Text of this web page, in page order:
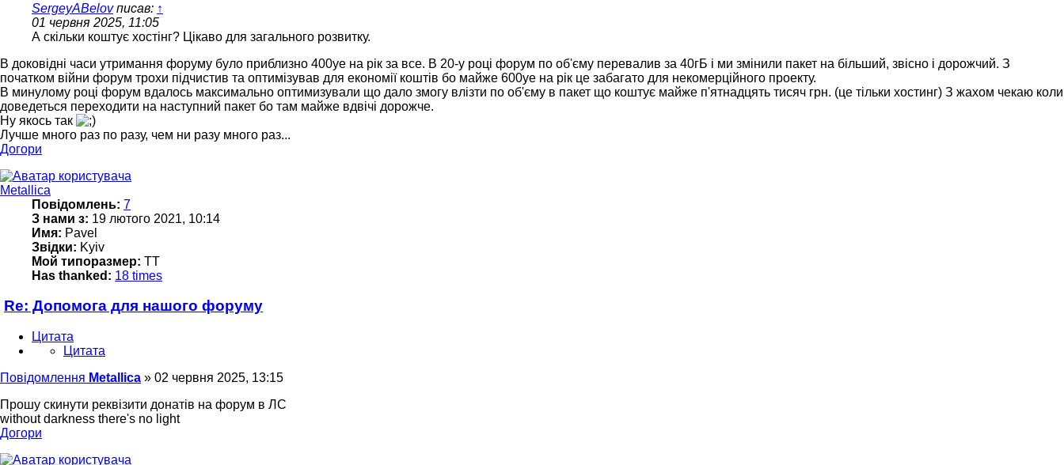
SergeyABelovписав: ↑
01 червня 2025, 11:05
А скільки коштує хостінг? Цікаво для загального розвитку.
В доковідні часи утримання форуму було приблизно 400уе на рік за все. В 20-у році форум по об'єму перевалив за 40гБ і ми змінили пакет на більший, звісно і дорожчий. З
початком війни форум трохи підчистив та оптимізував для економії коштів бо майже 600уе на рік це забагато для некомерційного проекту.
В минулому році форум вдалось максимально оптимизували що дало змогу влізти по об'єму в пакет що коштує майже п'ятнадцять тисяч грн. (це тільки хостинг) З жахом чекаю коли
доведеться переходити на наступний пакет бо там майже вдвічі дорожче.
Ну якось так
Лучше много раз по разу, чем ни разу много раз...
Догори
Metallica
Повідомлень: 7
З нами з: 19 лютого 2021, 10:14
Имя: Pavel
Звідки: Kyiv
Мой типоразмер: TT
Has thanked: 18 times
Re: Допомога для нашого форуму
Цитата
Цитата
Повідомлення Metallica » 02 червня 2025, 13:15
Прошу скинути реквізити донатів на форум в ЛС
without darkness there's no light
Догори